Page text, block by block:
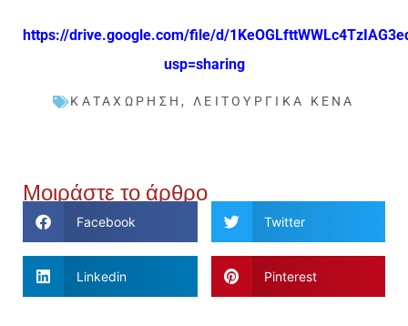
https://drive.google.com/file/d/
usp=sharing
ΚΑΤΑΧΏΡΗΣΗ , ΛΕΙΤΟΥΡΓΙΚΆ ΚΕΝΆ
Μοιράστε το άρθρο
Facebook Twitter
Linkedin Pinterest